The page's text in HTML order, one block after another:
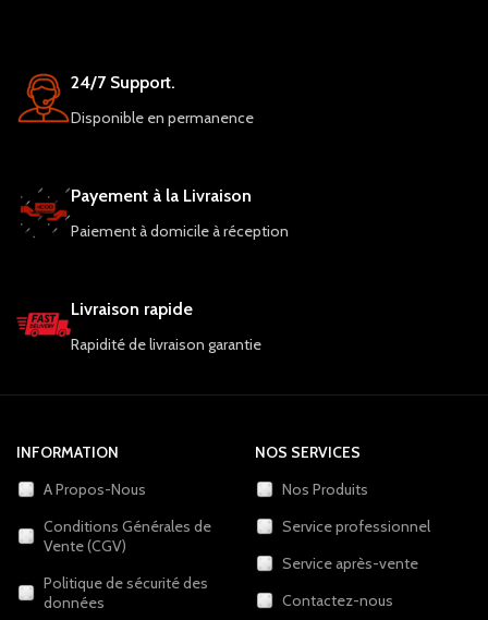
24/7 Support.
Disponible en permanence
Payement à la Livraison
Paiement à domicile à réception
Livraison rapide
Rapidité de livraison garantie
INFORMATION
A Propos-Nous
Conditions Générales de
Vente (CGV)
Politique de sécurité des
données
NOS SERVICES
Nos Produits
Service professionnel
Service après-vente
Contactez-nous